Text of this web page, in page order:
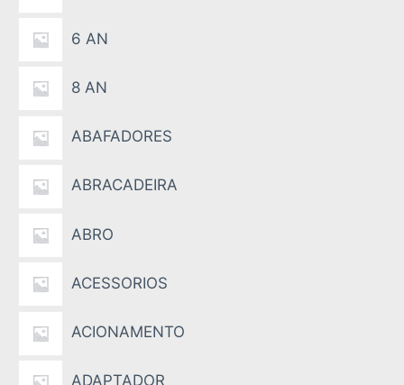
6 AN
8 AN
ABAFADORES
ABRACADEIRA
ABRO
ACESSORIOS
ACIONAMENTO
ADAPTADOR